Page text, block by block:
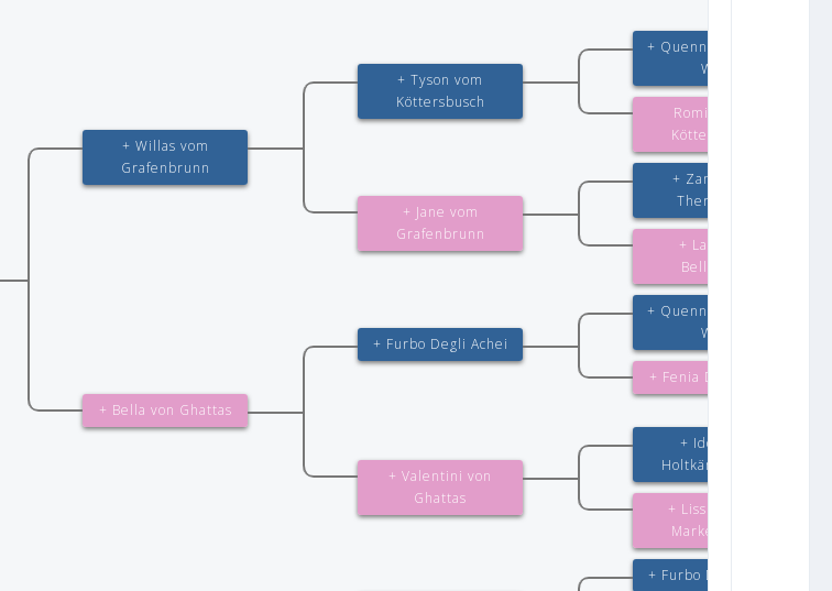
+ Willas vom
Grafenbrunn
+ Tyson vom
Köttersbusch
+ Quenn vom Löher
Weg
Romina vom
Köttersbusch
+ Jane vom
Grafenbrunn
+ Zamp vom
Thermodos
+ Lana von
Bellissimo
+ Bella von Ghattas
+ Furbo Degli Achei
+ Quenn vom Löher
Weg
+ Fenia Degli Achei
+ Valentini von
Ghattas
+ Idol vom
Holtkämper Hof
+ Liss von der
Marker Allee
+ Furbo Degli Achei